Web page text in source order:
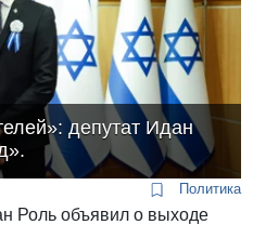
депутат Идан
Политика
Роль объявил о выходе